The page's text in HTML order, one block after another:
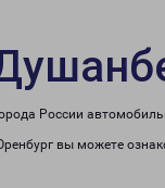
России
вы можете